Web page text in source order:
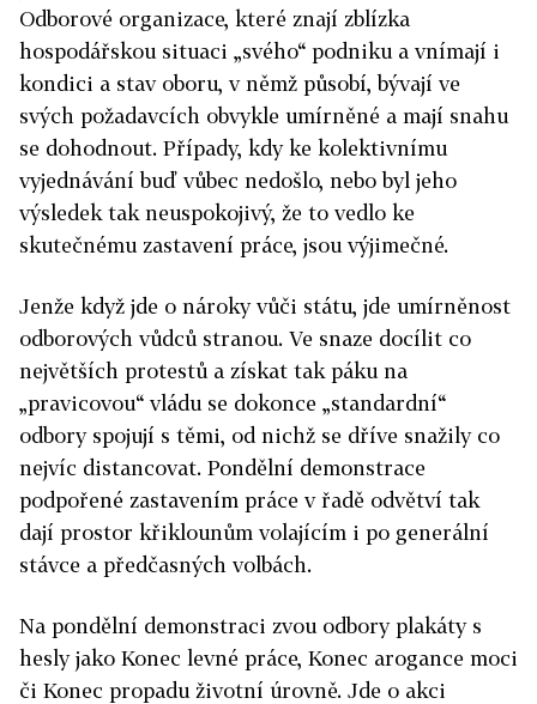
Odborové organizace, které znají zblízka
hospodářskou situaci „svého“ podniku a vnímají i
kondici a stav oboru, v němž působí, bývají ve
svých požadavcích obvykle umírněné a mají snahu
se dohodnout. Případy, kdy ke kolektivnímu
vyjednávání buď vůbec nedošlo, nebo byl jeho
výsledek tak neuspokojivý, že to vedlo ke
skutečnému zastavení práce, jsou výjimečné.
Jenže když jde o nároky vůči státu, jde umírněnost
odborových vůdců stranou. Ve snaze docílit co
největších protestů a získat tak páku na
„pravicovou“ vládu se dokonce „standardní“
odbory spojují s těmi, od nichž se dříve snažily co
nejvíc distancovat. Pondělní demonstrace
podpořené zastavením práce v řadě odvětví tak
dají prostor křiklounům volajícím i po generální
stávce a předčasných volbách.
Na pondělní demonstraci zvou odbory plakáty s
hesly jako Konec levné práce, Konec arogance moci
či Konec propadu životní úrovně. Jde o akci